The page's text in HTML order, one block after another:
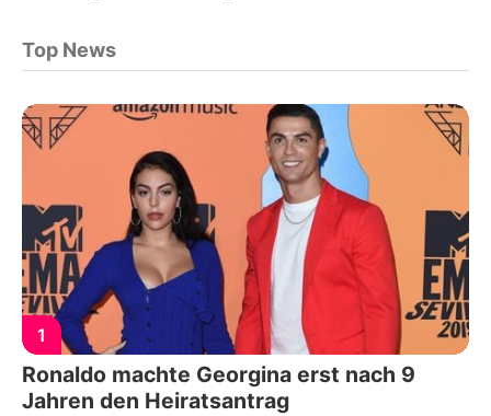
Top News
1
Ronaldo machte Georgina erst nach 9
Jahren den Heiratsantrag